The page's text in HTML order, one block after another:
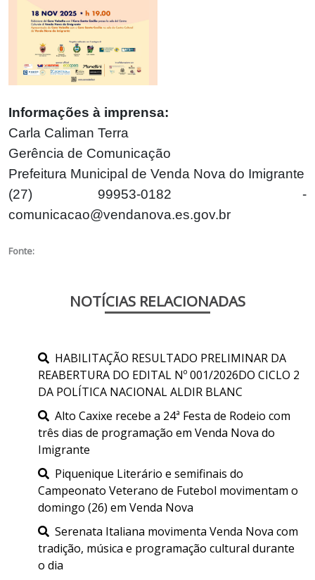
Informações à imprensa:
Carla Caliman Terra
Gerência de Comunicação
Prefeitura Municipal de Venda Nova do Imigrante
(27) 99953-0182 -
comunicacao@vendanova.es.gov.br
Fonte:
NOTÍCIAS RELACIONADAS
HABILITAÇÃO RESULTADO PRELIMINAR DA
REABERTURA DO EDITAL Nº 001/2026DO CICLO 2
DA POLÍTICA NACIONAL ALDIR BLANC
Alto Caxixe recebe a 24ª Festa de Rodeio com
três dias de programação em Venda Nova do
Imigrante
Piquenique Literário e semifinais do
Campeonato Veterano de Futebol movimentam o
domingo (26) em Venda Nova
Serenata Italiana movimenta Venda Nova com
tradição, música e programação cultural durante
o dia